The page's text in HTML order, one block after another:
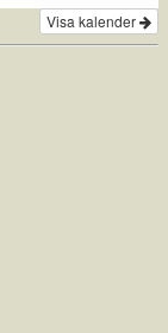
Visa kalender